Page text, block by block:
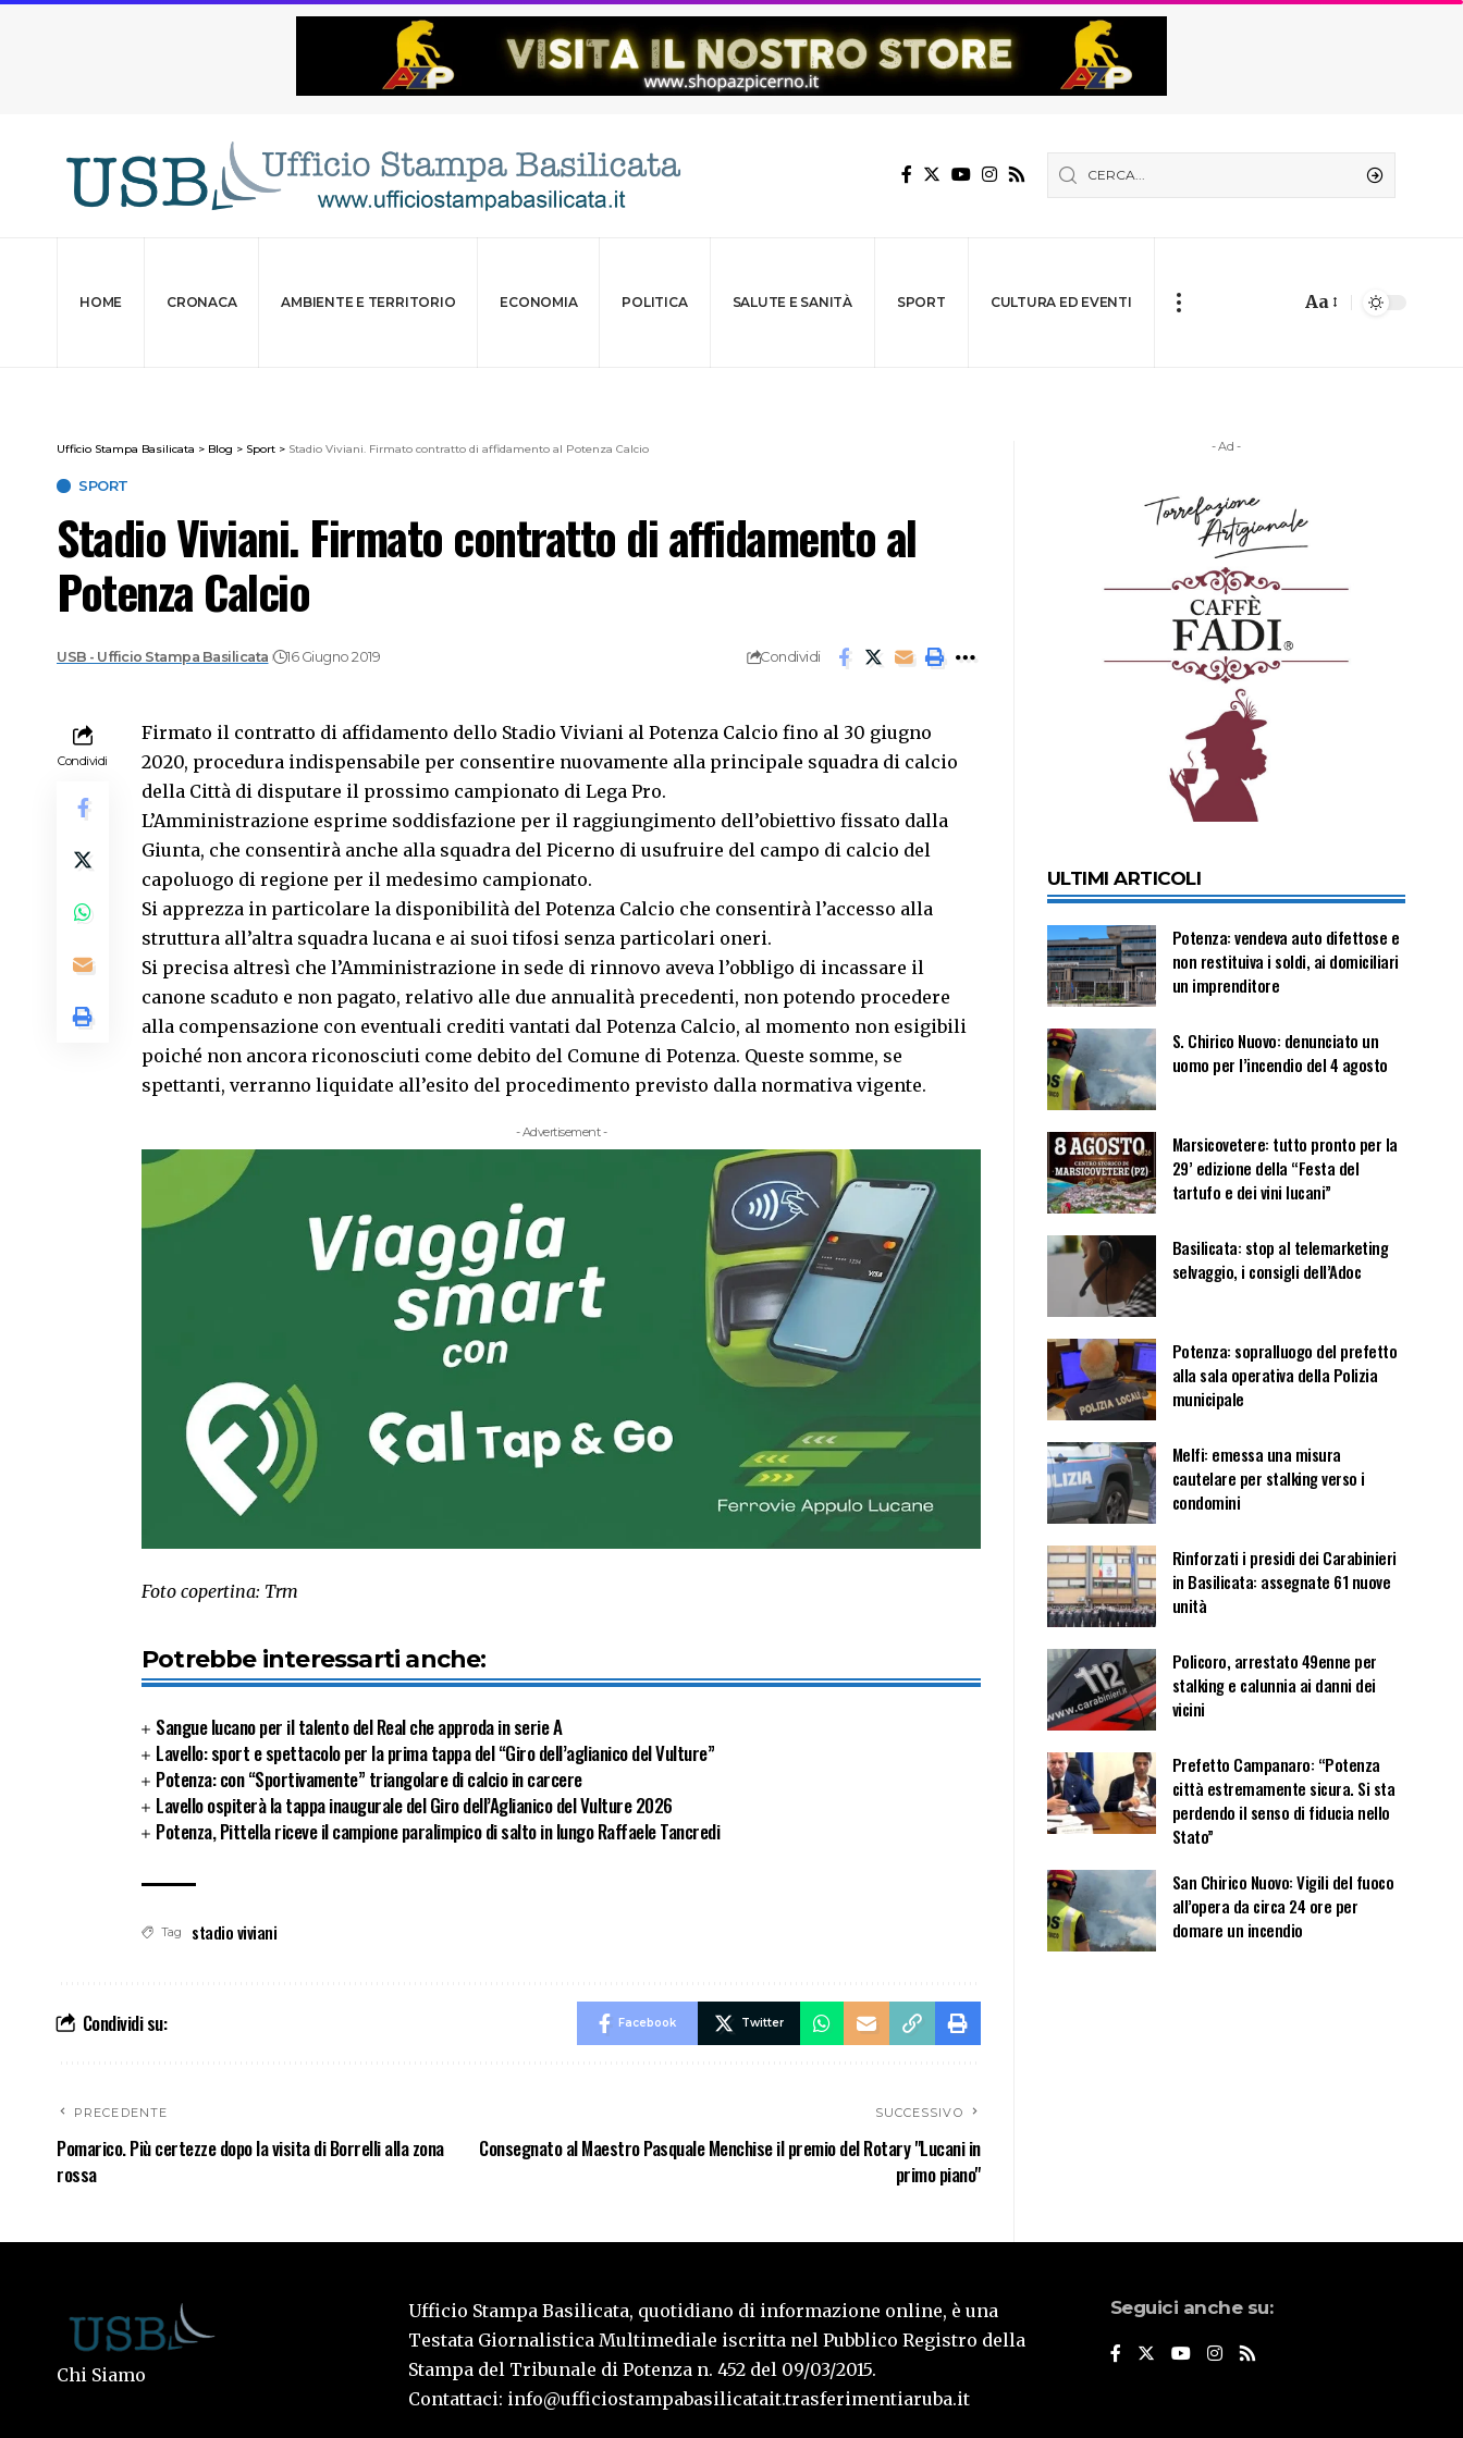
HOME CRONACA AMBIENTE E TERRITORIO ECONOMIA POLITICA SALUTE E SANITÀ SPORT CULTURA ED EVENTI Aa
Ufficio Stampa Basilicata > Blog > Sport > Stadio Viviani. Firmato contratto di affidamento al Potenza Calcio
SPORT
Stadio Viviani. Firmato contratto di affidamento al
Potenza Calcio
USB - Ufficio Stampa Basilicata 16 Giugno 2019 Condividi
Condividi
Firmato il contratto di affidamento dello Stadio Viviani al Potenza Calcio fino al 30 giugno
2020, procedura indispensabile per consentire nuovamente alla principale squadra di calcio
della Città di disputare il prossimo campionato di Lega Pro.
L’Amministrazione esprime soddisfazione per il raggiungimento dell’obiettivo fissato dalla
Giunta, che consentirà anche alla squadra del Picerno di usufruire del campo di calcio del
capoluogo di regione per il medesimo campionato.
Si apprezza in particolare la disponibilità del Potenza Calcio che consentirà l’accesso alla
struttura all’altra squadra lucana e ai suoi tifosi senza particolari oneri.
Si precisa altresì che l’Amministrazione in sede di rinnovo aveva l’obbligo di incassare il
canone scaduto e non pagato, relativo alle due annualità precedenti, non potendo procedere
alla compensazione con eventuali crediti vantati dal Potenza Calcio, al momento non esigibili
poiché non ancora riconosciuti come debito del Comune di Potenza. Queste somme, se
spettanti, verranno liquidate all’esito del procedimento previsto dalla normativa vigente.
- Advertisement -
Foto copertina: Trm
Potrebbe interessarti anche:
Sangue lucano per il talento del Real che approda in serie A
Lavello: sport e spettacolo per la prima tappa del “Giro dell’aglianico del Vulture”
Potenza: con “Sportivamente” triangolare di calcio in carcere
Lavello ospiterà la tappa inaugurale del Giro dell’Aglianico del Vulture 2026
Potenza, Pittella riceve il campione paralimpico di salto in lungo Raffaele Tancredi
Tag stadio viviani
Condividi su: Facebook Twitter
PRECEDENTE
Pomarico. Più certezze dopo la visita di Borrelli alla zona
rossa
SUCCESSIVO
Consegnato al Maestro Pasquale Menchise il premio del Rotary "Lucani in
primo piano"
- Ad -
ULTIMI ARTICOLI
Potenza: vendeva auto difettose e
non restituiva i soldi, ai domiciliari
un imprenditore
S. Chirico Nuovo: denunciato un
uomo per l’incendio del 4 agosto
Marsicovetere: tutto pronto per la
29’ edizione della “Festa del
tartufo e dei vini lucani”
Basilicata: stop al telemarketing
selvaggio, i consigli dell’Adoc
Potenza: sopralluogo del prefetto
alla sala operativa della Polizia
municipale
Melfi: emessa una misura
cautelare per stalking verso i
condomini
Rinforzati i presidi dei Carabinieri
in Basilicata: assegnate 61 nuove
unità
Policoro, arrestato 49enne per
stalking e calunnia ai danni dei
vicini
Prefetto Campanaro: “Potenza
città estremamente sicura. Si sta
perdendo il senso di fiducia nello
Stato”
San Chirico Nuovo: Vigili del fuoco
all’opera da circa 24 ore per
domare un incendio
Chi Siamo
Ufficio Stampa Basilicata, quotidiano di informazione online, è una
Testata Giornalistica Multimediale iscritta nel Pubblico Registro della
Stampa del Tribunale di Potenza n. 452 del 09/03/2015.
Contattaci: info@ufficiostampabasilicatait.trasferimentiaruba.it
Seguici anche su: